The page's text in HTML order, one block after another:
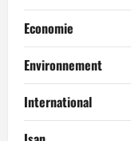
Economie
Environnement
International